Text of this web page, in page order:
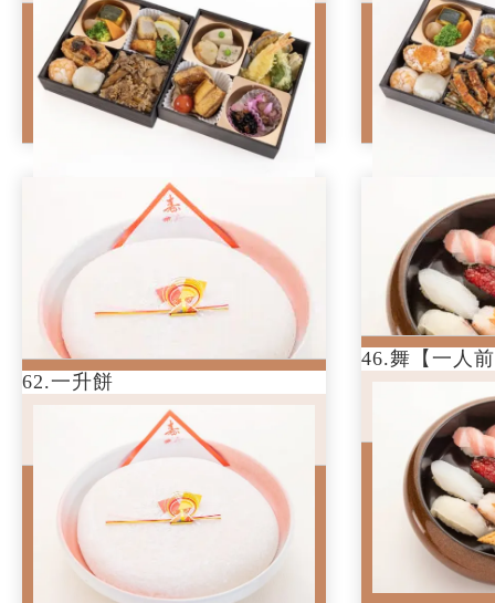
購入数
62.一升餅
4,000 円(税込)
一升餅のお祝いは、お子様が一歳
のお誕生日に風呂敷に...
62.一升餅
一升餅のお祝いは、お子様が一歳のお
46.舞【一
3,300円(税
本鮪の大トロ
蟹・穴子の贅
46.舞【一人
わさび